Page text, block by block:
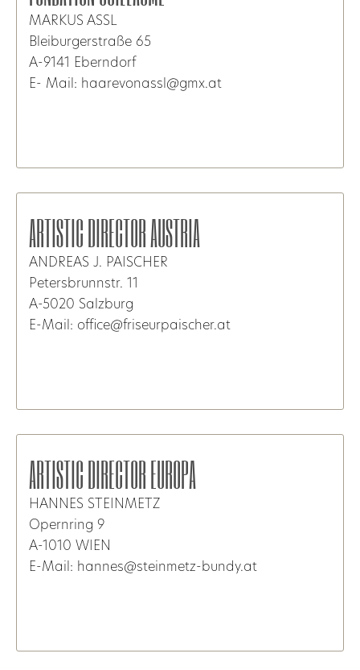
MARKUS ASSL
Bleiburgerstraße 65
A-9141 Eberndorf
E- Mail: haarevonassl@gmx.at
ARTISTIC DIRECTOR AUSTRIA
ANDREAS J. PAISCHER
Petersbrunnstr. 11
A-5020 Salzburg
E-Mail: office@friseurpaischer.at
ARTISTIC DIRECTOR EUROPA
HANNES STEINMETZ
Opernring 9
A-1010 WIEN
E-Mail: hannes@steinmetz-bundy.at